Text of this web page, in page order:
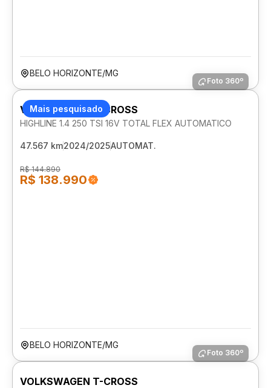
BELO HORIZONTE/MG
Mais pesquisado
Foto 360º
VOLKSWAGEN T-CROSS
HIGHLINE 1.4 250 TSI 16V TOTAL FLEX AUTOMATICO
47.567 km2024/2025AUTOMAT.
R$ 144.890
R$ 138.990
BELO HORIZONTE/MG
Foto 360º
VOLKSWAGEN T-CROSS